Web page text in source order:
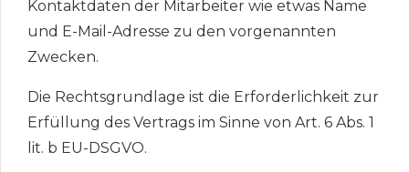
Kontaktdaten der Mitarbeiter wie etwas Name
und E-Mail-Adresse zu den vorgenannten
Zwecken.
Die Rechtsgrundlage ist die Erforderlichkeit zur
Erfüllung des Vertrags im Sinne von Art. 6 Abs. 1
lit. b EU-DSGVO.